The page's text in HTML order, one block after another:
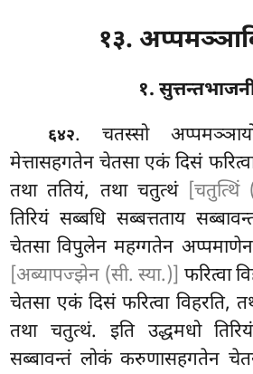
१३.
१.
६४२. चतस्सो
मेत्तासहगतेन चेतसा एकं दिसं
तथा ततियं, तथा चतुत्थं [चतुत्थिं
तिरियं सब्बधि सब्बत्तताय
चेतसा विपुलेन महग्गतेन
[अब्यापज्झेन (सी. स्या.)] फरित्वा
चेतसा एकं दिसं फरित्वा विहरति,
तथा चतुत्थं. इति उद्धमधो
सब्बावन्तं लोकं करुणासहगतेन